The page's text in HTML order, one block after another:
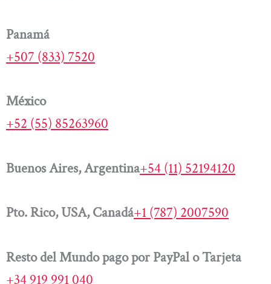
Panamá
+507 (833) 7520
México
+52 (55) 85263960
Buenos Aires, Argentina+54 (11) 52194120
Pto. Rico, USA, Canadá+1 (787) 2007590
Resto del Mundo pago por PayPal o Tarjeta
+34 919 991 040